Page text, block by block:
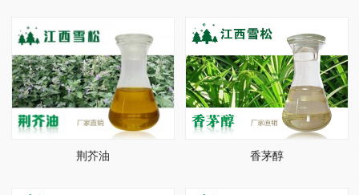
荆芥油 香茅醇